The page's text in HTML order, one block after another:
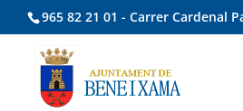
965 82 21 01 - Carrer Cardenal